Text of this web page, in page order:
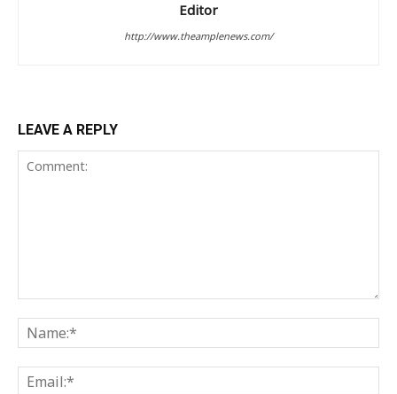
Editor
http://www.theamplenews.com/
LEAVE A REPLY